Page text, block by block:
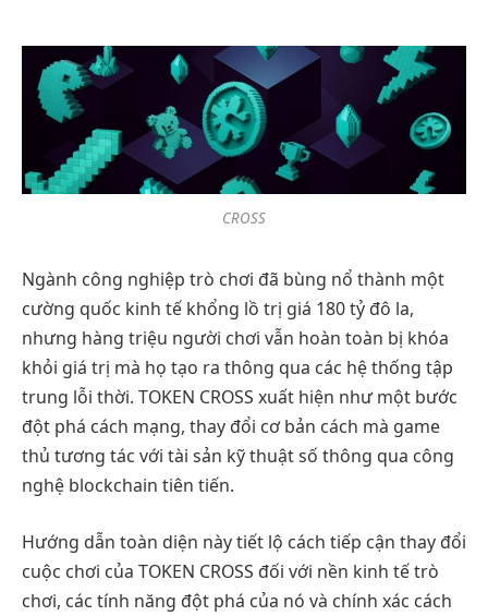
CROSS
Ngành công nghiệp trò chơi đã bùng nổ thành một
cường quốc kinh tế khổng lồ trị giá 180 tỷ đô la,
nhưng hàng triệu người chơi vẫn hoàn toàn bị khóa
khỏi giá trị mà họ tạo ra thông qua các hệ thống tập
trung lỗi thời. TOKEN CROSS xuất hiện như một bước
đột phá cách mạng, thay đổi cơ bản cách mà game
thủ tương tác với tài sản kỹ thuật số thông qua công
nghệ blockchain tiên tiến.
Hướng dẫn toàn diện này tiết lộ cách tiếp cận thay đổi
cuộc chơi của TOKEN CROSS đối với nền kinh tế trò
chơi, các tính năng đột phá của nó và chính xác cách